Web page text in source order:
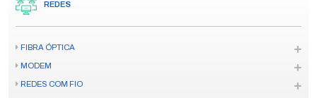
REDES
FIBRA ÓPTICA
MODEM
REDES COM FIO